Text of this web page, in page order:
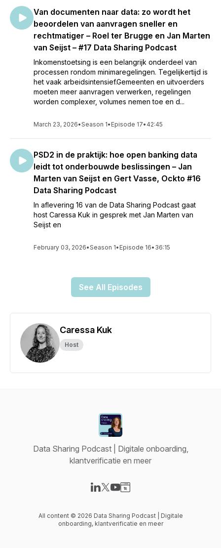
Van documenten naar data: zo wordt het
beoordelen van aanvragen sneller en
rechtmatiger – Roel ter Brugge en Jan Marten
van Seijst – #17 Data Sharing Podcast
Inkomenstoetsing is een belangrijk onderdeel van
processen rondom minimaregelingen. Tegelijkertijd is
het vaak arbeidsintensief.Gemeenten en uitvoerders
moeten meer aanvragen verwerken, regelingen
worden complexer, volumes nemen toe en d...
March 23, 2026•Season 1• Episode 17• 42:45
PSD2 in de praktijk: hoe open banking data
leidt tot onderbouwde beslissingen – Jan
Marten van Seijst en Gert Vasse, Ockto #16
Data Sharing Podcast
In aflevering 16 van de Data Sharing Podcast gaat
host Caressa Kuk in gesprek met Jan Marten van
Seijst en
February 03, 2026•Season 1• Episode 16• 36:15
See All Episodes
Caressa Kuk
Host
Data Sharing Podcast | Digitale onboarding,
klantverificatie en meer
All content © 2026 Data Sharing Podcast | Digitale
onboarding, klantverificatie en meer